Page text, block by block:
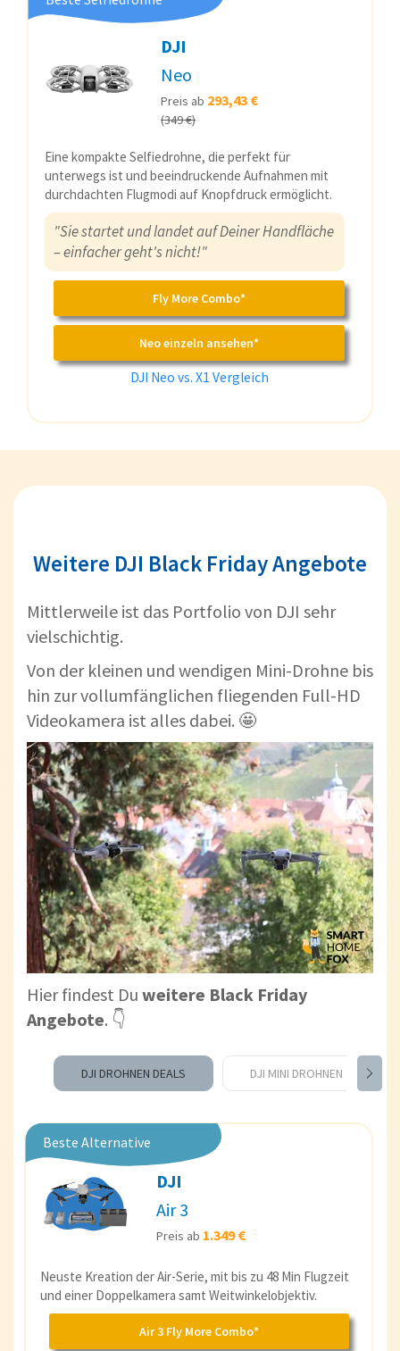
DJI
Neo
Preis ab 293,43 €
(349 €)
Eine kompakte Selfiedrohne, die perfekt für
unterwegs ist und beeindruckende Aufnahmen mit
durchdachten Flugmodi auf Knopfdruck ermöglicht.
"Sie startet und landet auf Deiner Handfläche
– einfacher geht's nicht!"
Fly More Combo*
Neo einzeln ansehen*
DJI Neo vs. X1 Vergleich
Weitere DJI Black Friday Angebote
Mittlerweile ist das Portfolio von DJI sehr
vielschichtig.
Von der kleinen und wendigen Mini-Drohne bis
hin zur vollumfänglichen fliegenden Full-HD
Videokamera ist alles dabei. 🤩
Hier findest Du weitere Black Friday
Angebote. 👇
DJI DROHNEN DEALS DJI MINI DROHNEN
Beste Alternative
DJI
Air 3
Preis ab 1.349 €
Neuste Kreation der Air-Serie, mit bis zu 48 Min Flugzeit
und einer Doppelkamera samt Weitwinkelobjektiv.
Air 3 Fly More Combo*